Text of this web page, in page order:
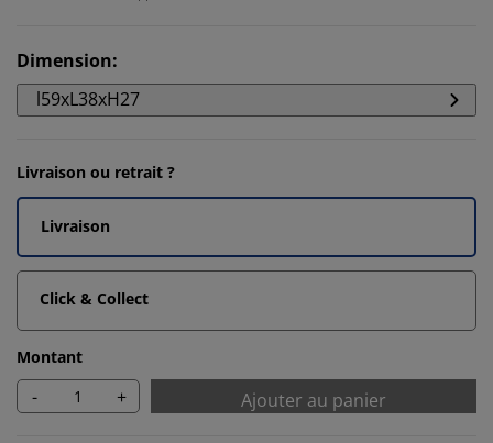
Dimension:
l59xL38xH27
Livraison ou retrait ?
Livraison
Click & Collect
Montant
- + Ajouter au panier